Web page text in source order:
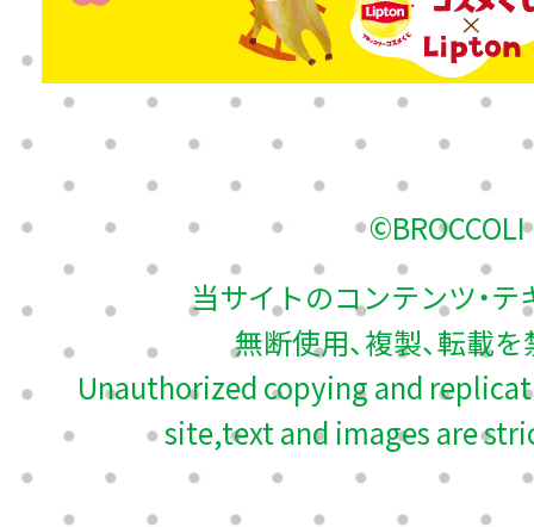
©BROCCOLI
当サイトのコンテンツ・テ
無断使用、複製、転載
Unauthorized copying and
site,text and images are